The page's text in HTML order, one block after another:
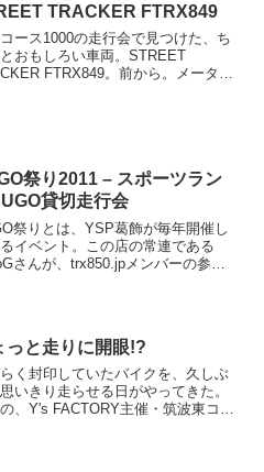
TRACKER FTRX849
ース1000の走行会で見つけた、ち
とおもしろい車両。STREET
FTRX849。前から。メーター
祭り2011 – スポーツラン
貸切走行会
祭りとは、YSP葛飾が毎年開催し
イベント。この店の常連である
さんが、trx850.jpメンバーの参加
っと走りに開眼!?
く封印していたバイクを、久しぶ
いきり走らせる日がやってきた。
、Y's FACTORY主催・筑波東コー